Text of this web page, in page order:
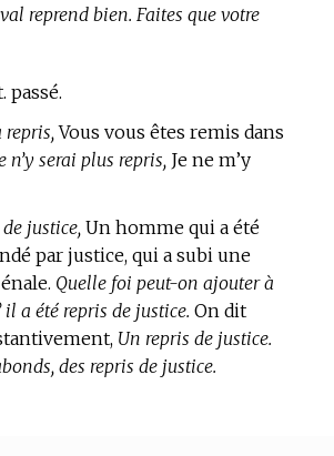
reprend bien. Faites que votre
passé.
repris,Vous vous êtes remis dans
n’y serai plus repris, Je ne m’y
justice, Un homme qui a été
par justice, qui a subi une
Quelle foi peut-on ajouter à
a été repris de justice. On dit
Un repris de justice.
des repris de justice.